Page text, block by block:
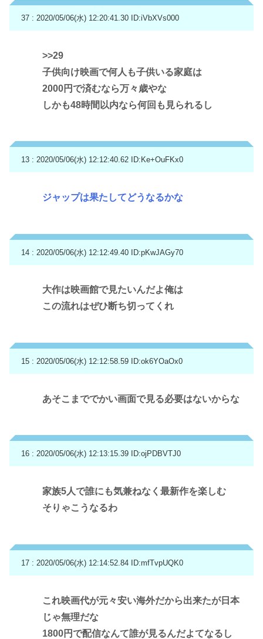
37 : 2020/05/06(水) 12:20:41.30 ID:iVbXVs000
>>29
子供向け映画で何人も子供いる家庭は
2000円で済むなら万々歳やな
しかも48時間以内なら何回も見られるし
13 : 2020/05/06(水) 12:12:40.62 ID:Ke+OuFKx0
ジャップは果たしてどうなるかな
14 : 2020/05/06(水) 12:12:49.40 ID:pKwJAGy70
大作は映画館で見たいんだよ俺は
この流れはぜひ断ち切ってくれ
15 : 2020/05/06(水) 12:12:58.59 ID:ok6YOaOx0
あそこまででかい画面で見る必要はないからな
16 : 2020/05/06(水) 12:13:15.39 ID:ojPDBVTJ0
家族5人で誰にも気兼ねなく最新作を楽しむ
そりゃこうなるわ
17 : 2020/05/06(水) 12:14:52.84 ID:mfTvpUQK0
これ映画代が元々安い海外だから出来たが日本
じゃ無理だな
1800円で配信なんて誰が見るんだよてなるし